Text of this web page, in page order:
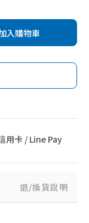
入購物車
用卡 / Line Pay
退/換貨說明